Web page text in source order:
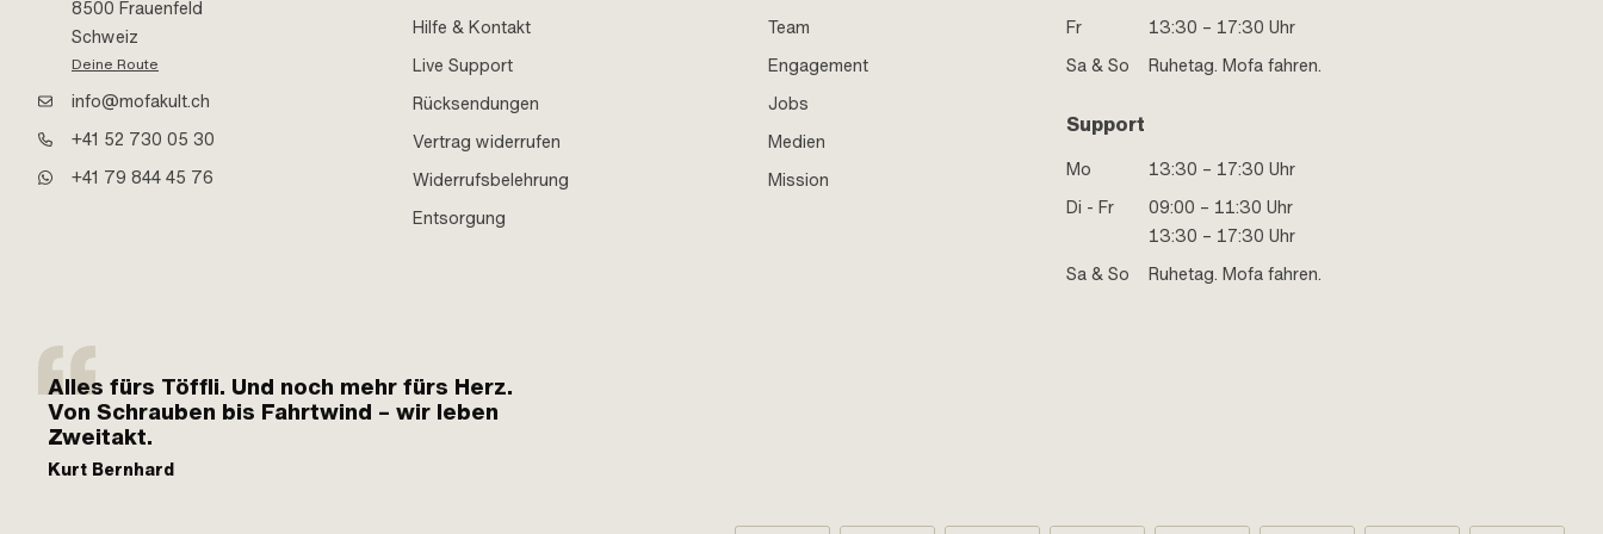
8500 Frauenfeld
Schweiz
Deine Route
info@mofakult.ch
+41 52 730 05 30
+41 79 844 45 76
Hilfe & Kontakt
Live Support
Rücksendungen
Vertrag widerrufen
Widerrufsbelehrung
Entsorgung
Team
Engagement
Jobs
Medien
Mission
Fr
13:30 – 17:30 Uhr
Sa & So
Ruhetag. Mofa fahren.
Support
Mo
13:30 – 17:30 Uhr
Di - Fr
09:00 – 11:30 Uhr
13:30 – 17:30 Uhr
Sa & So
Ruhetag. Mofa fahren.
Alles fürs Töffli. Und noch mehr fürs Herz.
Von Schrauben bis Fahrtwind – wir leben
Zweitakt.
Kurt Bernhard